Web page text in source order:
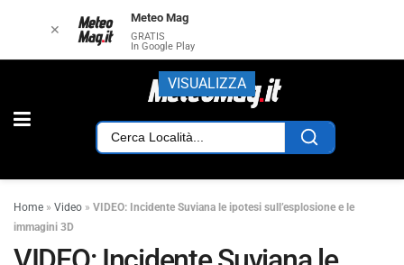
Home » Video » VIDEO: Incidente Suviana le ipotesi sull’esplosione e le
immagini 3D
✕
Meteo Mag
GRATIS
In Google Play
VISUALIZZA